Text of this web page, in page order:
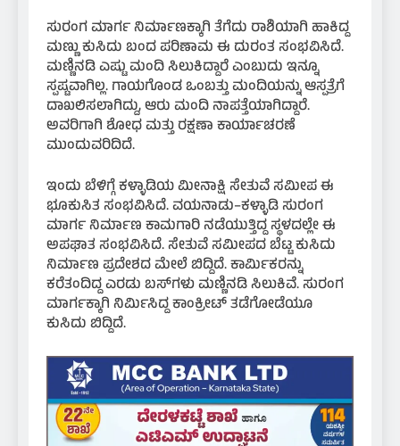
ಸುರಂಗ ಮಾರ್ಗ ನಿರ್ಮಾಣಕ್ಕಾಗಿ ತೆಗೆದು ರಾಶಿಯಾಗಿ ಹಾಕಿದ್ದ
ಮಣ್ಣು ಕುಸಿದು ಬಂದ ಪರಿಣಾಮ ಈ ದುರಂತ ಸಂಭವಿಸಿದೆ.
ಮಣ್ಣಿನಡಿ ಎಷ್ಟು ಮಂದಿ ಸಿಲುಕಿದ್ದಾರೆ ಎಂಬುದು ಇನ್ನೂ
ಸ್ಪಷ್ಟವಾಗಿಲ್ಲ. ಗಾಯಗೊಂಡ ಒಂಬತ್ತು ಮಂದಿಯನ್ನು ಆಸ್ಪತ್ರೆಗೆ
ದಾಖಲಿಸಲಾಗಿದ್ದು, ಆರು ಮಂದಿ ನಾಪತ್ತೆಯಾಗಿದ್ದಾರೆ.
ಅವರಿಗಾಗಿ ಶೋಧ ಮತ್ತು ರಕ್ಷಣಾ ಕಾರ್ಯಾಚರಣೆ
ಮುಂದುವರಿದಿದೆ.
ಇಂದು ಬೆಳಿಗ್ಗೆ ಕಳ್ಳಾಡಿಯ ಮೀನಾಕ್ಷಿ ಸೇತುವೆ ಸಮೀಪ ಈ
ಭೂಕುಸಿತ ಸಂಭವಿಸಿದೆ. ವಯನಾಡು–ಕಳ್ಳಾಡಿ ಸುರಂಗ
ಮಾರ್ಗ ನಿರ್ಮಾಣ ಕಾಮಗಾರಿ ನಡೆಯುತ್ತಿದ್ದ ಸ್ಥಳದಲ್ಲೇ ಈ
ಅಪಘಾತ ಸಂಭವಿಸಿದೆ. ಸೇತುವೆ ಸಮೀಪದ ಬೆಟ್ಟ ಕುಸಿದು
ನಿರ್ಮಾಣ ಪ್ರದೇಶದ ಮೇಲೆ ಬಿದ್ದಿದೆ. ಕಾರ್ಮಿಕರನ್ನು
ಕರೆತಂದಿದ್ದ ಎರಡು ಬಸ್‌ಗಳು ಮಣ್ಣಿನಡಿ ಸಿಲುಕಿವೆ. ಸುರಂಗ
ಮಾರ್ಗಕ್ಕಾಗಿ ನಿರ್ಮಿಸಿದ್ದ ಕಾಂಕ್ರೀಟ್ ತಡೆಗೋಡೆಯೂ
ಕುಸಿದು ಬಿದ್ದಿದೆ.